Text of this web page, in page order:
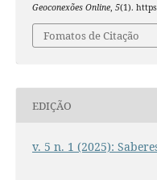
Geoconexões Online, 5(1).
Fomatos de Citação
EDIÇÃO
v. 5 n. 1 (2025):